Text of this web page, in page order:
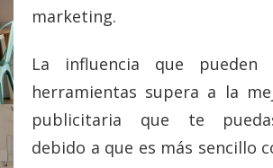
marketing.
La influencia que pueden
herramientas supera a la
publicitaria que te
debido a que es más sencillo